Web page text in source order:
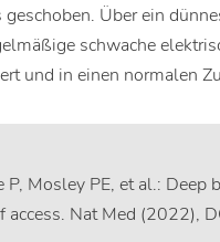
Über ein
schwache
und in einen normalen
Mosley PE, et al.:
Nat Med (2022),